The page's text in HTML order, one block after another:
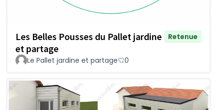
Les Belles Pousses du Pallet jardine
et partage
Retenue
Le Pallet jardine et partage 0